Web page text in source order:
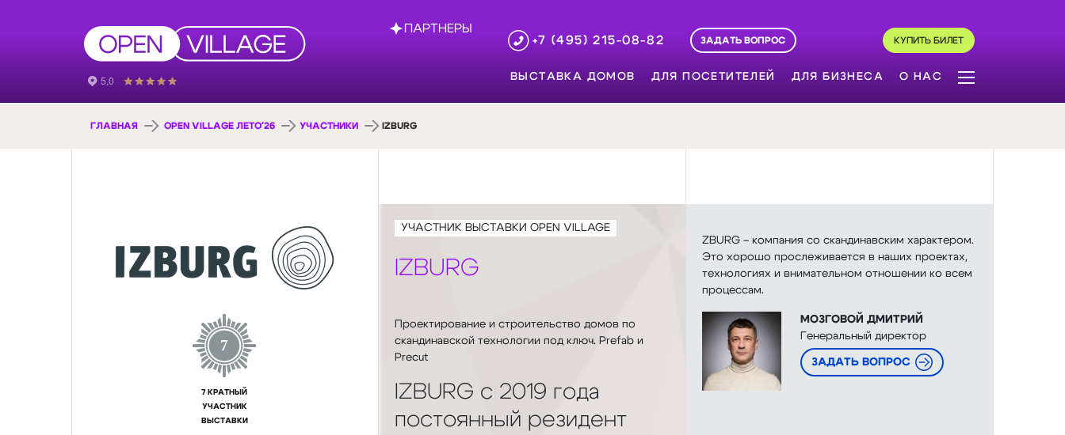
ПАРТНЕРЫ
+7 (495) 215-08-82
ЗАДАТЬ ВОПРОС КУПИТЬ БИЛЕТ
ВЫСТАВКА ДОМОВ ДЛЯ ПОСЕТИТЕЛЕЙ ДЛЯ БИЗНЕСА О НАС
ГЛАВНАЯ OPEN VILLAGE ЛЕТО'26 УЧАСТНИКИ IZBURG
7
7 КРАТНЫЙ
УЧАСТНИК
ВЫСТАВКИ
УЧАСТНИК ВЫСТАВКИ OPEN VILLAGE
IZBURG
Проектирование и строительство домов по
скандинавской технологии под ключ. Prefab и
Precut
IZBURG с 2019 года
постоянный резидент
ZBURG – компания со скандинавским характером.
Это хорошо прослеживается в наших проектах,
технологиях и внимательном отношении ко всем
процессам.
МОЗГОВОЙ ДМИТРИЙ
Генеральный директор
ЗАДАТЬ ВОПРОС